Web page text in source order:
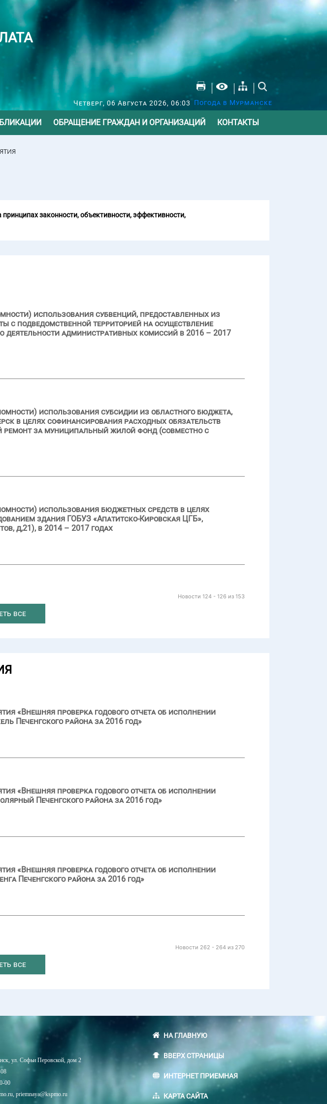
Четверг, 06 Августа 2026, 06:03 Погода в Мурманске
ОБРАЩЕНИЕ ГРАЖДАН И ОРГАНИЗАЦИЙ КОНТАКТЫ
законности, объективности, эффективности,
использования субвенций, предоставленных из
с подведомственной территорией на осуществление
административных комиссий в 2016 – 2017
использования субсидии из областного бюджета,
в целях софинансирования расходных обязательств
за муниципальный жилой фонд (совместно с
использования бюджетных средств в целях
здания ГОБУЗ «Апатитско-Кировская ЦГБ»,
д,21), в 2014 – 2017 годах
Новости 124 - 126 из 153
все
«Внешняя проверка годового отчета об исполнении
Печенгского района за 2016 год»
«Внешняя проверка годового отчета об исполнении
Печенгского района за 2016 год»
«Внешняя проверка годового отчета об исполнении
Печенгского района за 2016 год»
Новости 262 - 264 из 270
все
ул. Софьи Перовской, дом 2
00
priemnaya@kspmo.ru
НА ГЛАВНУЮ
ВВЕРХ СТРАНИЦЫ
ИНТЕРНЕТ ПРИЕМНАЯ
КАРТА САЙТА